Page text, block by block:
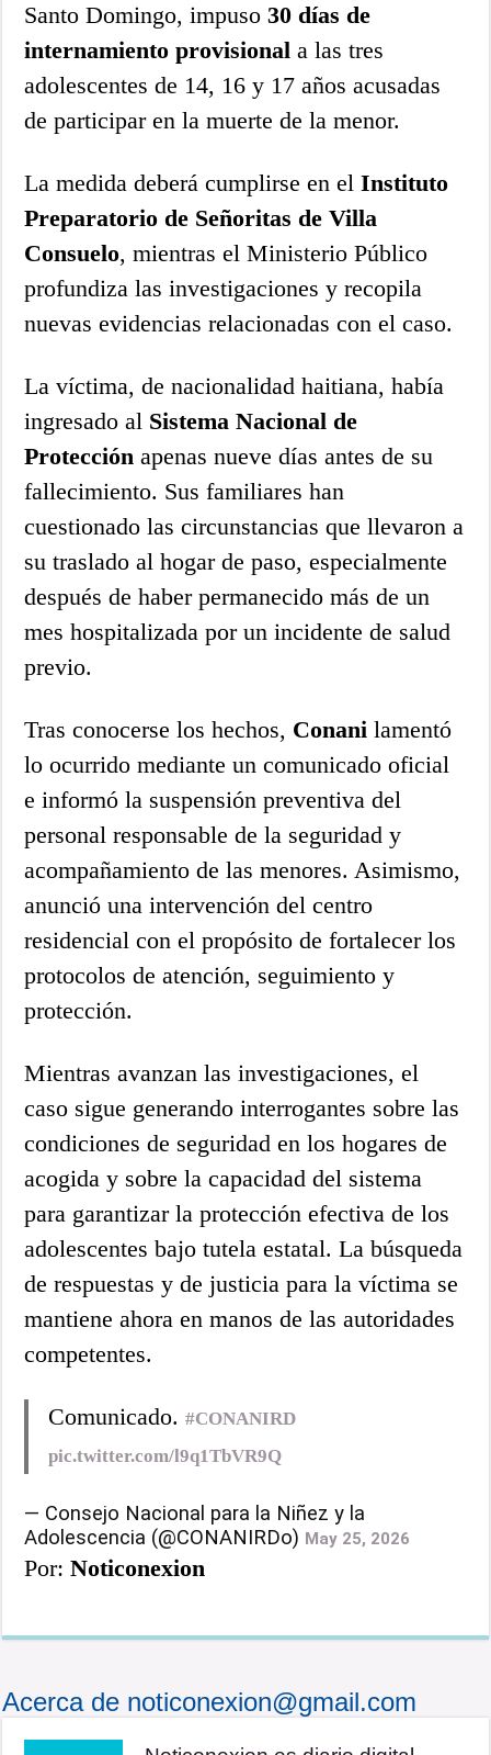
Santo Domingo, impuso30 días de
internamiento provisional a las tres
adolescentes de 14, 16 y 17 años acusadas
de participar en la muerte de la menor.
La medida deberá cumplirse en elInstituto
Preparatorio de Señoritas de Villa
Consuelo, mientras el Ministerio Público
profundiza las investigaciones y recopila
nuevas evidencias relacionadas con el caso.
La víctima, de nacionalidad haitiana, había
ingresado al Sistema Nacional de
Protección apenas nueve días antes de su
fallecimiento. Sus familiares han
cuestionado las circunstancias que llevaron a
su traslado al hogar de paso, especialmente
después de haber permanecido más de un
mes hospitalizada por un incidente de salud
previo.
Tras conocerse los hechos, Conani lamentó
lo ocurrido mediante un comunicado oficial
e informó la suspensión preventiva del
personal responsable de la seguridad y
acompañamiento de las menores. Asimismo,
anunció una intervención del centro
residencial con el propósito de fortalecer los
protocolos de atención, seguimiento y
protección.
Mientras avanzan las investigaciones, el
caso sigue generando interrogantes sobre las
condiciones de seguridad en los hogares de
acogida y sobre la capacidad del sistema
para garantizar la protección efectiva de los
adolescentes bajo tutela estatal. La búsqueda
de respuestas y de justicia para la víctima se
mantiene ahora en manos de las autoridades
competentes.
Comunicado.#CONANIRD
pic.twitter.com/l9q1TbVR9Q
— Consejo Nacional para la Niñez y la
Adolescencia (@CONANIRDo) May 25, 2026
Por:Noticonexion
Acerca de noticonexion@gmail.com